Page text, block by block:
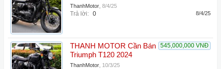
ThanhMotor 8/4/25
Trả lời: 0 8/4/25
545,000,000 VNĐ
THANH MOTOR Cần Bán
Triumph T120 2024
ThanhMotor 10/3/25